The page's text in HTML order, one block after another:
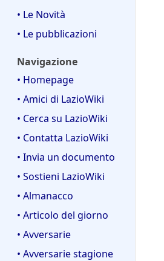
• Le Novità
• Le pubblicazioni
Navigazione
• Homepage
• Amici di LazioWiki
• Cerca su LazioWiki
• Contatta LazioWiki
• Invia un documento
• Sostieni LazioWiki
• Almanacco
• Articolo del giorno
• Avversarie
• Avversarie stagione